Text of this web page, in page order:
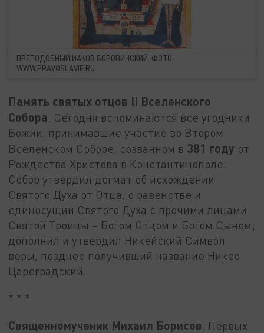
ПРЕПОДОБНЫЙ ИАКОВ БОРОВИЧСКИЙ. ФОТО:
WWW.PRAVOSLAVIE.RU
Память святых отцов II Вселенского
Собора . Сегодня вспоминаются все угодники
Божии, принимавшие участие во Втором
Вселенском Соборе, созванном в 381 году от
Рождества Христова в Константинополе.
Собор утвердил догмат об исхождении
Святого Духа от Отца, о равенстве и
единосущии Святого Духа с прочими лицами
Святой Троицы – Богом Отцом и Богом Сыном;
дополнил и утвердил Никейский Символ
веры, позднее получивший название Никео-
Цареградский.
* * *
Священномученик Михаил Борисов . Первых